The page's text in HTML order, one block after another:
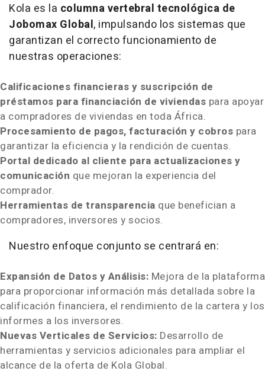
Kola es la columna vertebral tecnológica de
Jobomax Global, impulsando los sistemas que
garantizan el correcto funcionamiento de
nuestras operaciones:
Calificaciones financieras y suscripción de
préstamos para financiación de viviendas para apoyar
a compradores de viviendas en toda África.
Procesamiento de pagos, facturación y cobros para
garantizar la eficiencia y la rendición de cuentas.
Portal dedicado al cliente para actualizaciones y
comunicación que mejoran la experiencia del
comprador.
Herramientas de transparencia que benefician a
compradores, inversores y socios.
Nuestro enfoque conjunto se centrará en:
Expansión de Datos y Análisis: Mejora de la plataforma
para proporcionar información más detallada sobre la
calificación financiera, el rendimiento de la cartera y los
informes a los inversores.
Nuevas Verticales de Servicios: Desarrollo de
herramientas y servicios adicionales para ampliar el
alcance de la oferta de Kola Global.